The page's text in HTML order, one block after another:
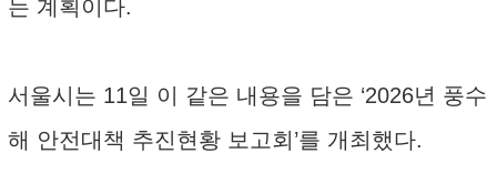
는 계획이다.
서울시는 11일 이 같은 내용을 담은 ‘2026년 풍수
해 안전대책 추진현황 보고회’를 개최했다.